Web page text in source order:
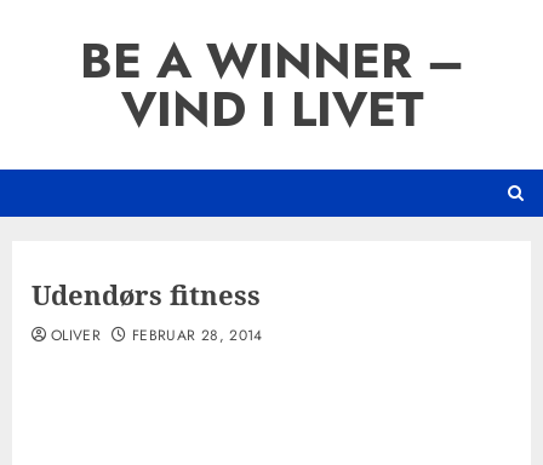
BE A WINNER –
VIND I LIVET
Udendørs fitness
OLIVER FEBRUAR 28, 2014